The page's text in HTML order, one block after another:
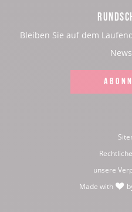
Facebook
Bleiben Sie auf dem
unsere
Made with